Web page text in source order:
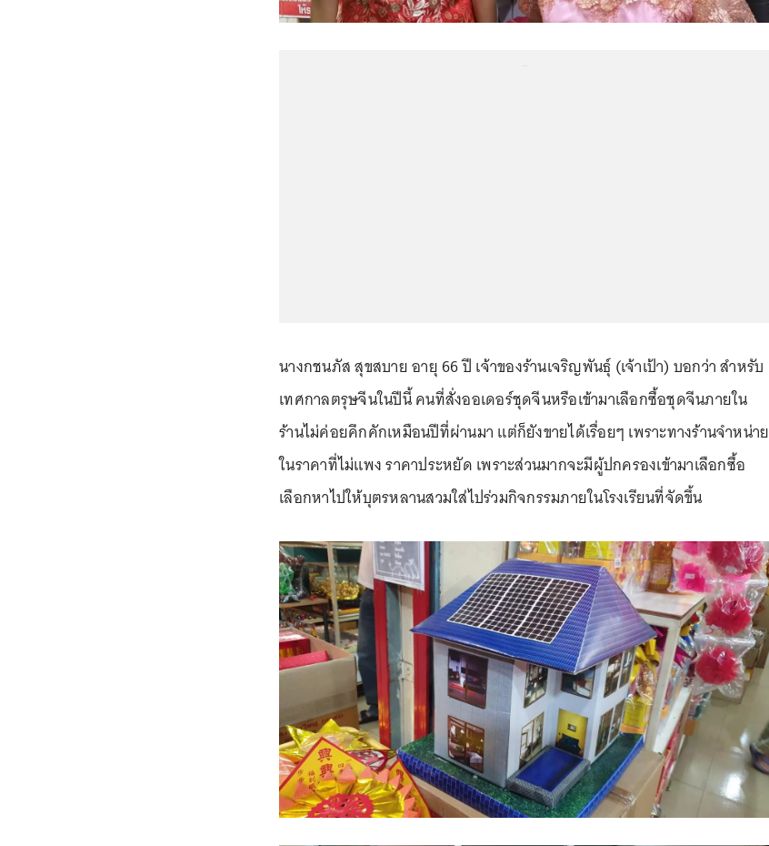
นางกชนภัส สุขสบาย อายุ 66 ปี เจ้าของร้านเจริญพันธุ์ (เจ้าเป้า) บอกว่า สำหรับ
เทศกาลตรุษจีนในปีนี้ คนที่สั่งออเดอร์ชุดจีนหรือเข้ามาเลือกซื้อชุดจีนภายใน
ร้านไม่ค่อยคึกคักเหมือนปีที่ผ่านมา แต่ก็ยังขายได้เรื่อยๆ เพราะทางร้านจำหน่าย
ในราคาที่ไม่แพง ราคาประหยัด เพราะส่วนมากจะมีผู้ปกครองเข้ามาเลือกซื้อ
เลือกหาไปให้บุตรหลานสวมใส่ไปร่วมกิจกรรมภายในโรงเรียนที่จัดขึ้น